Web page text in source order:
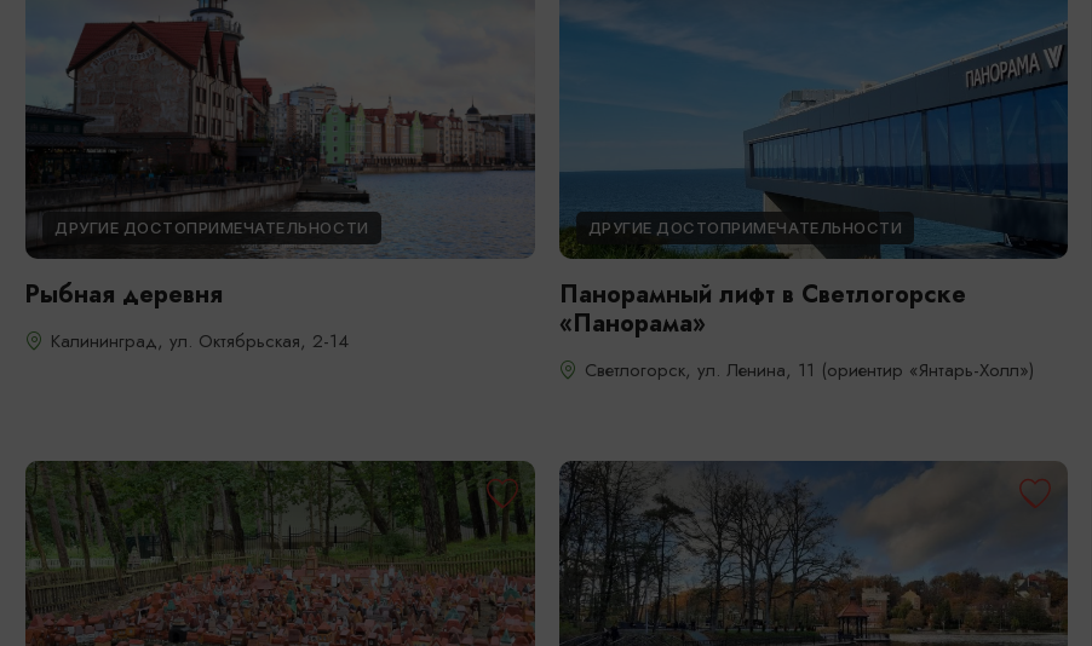
ДРУГИЕ ДОСТОПРИМЕЧАТЕЛЬНОСТИ
Рыбная деревня
Калининград, ул. Октябрьская, 2-14
ДРУГИЕ ДОСТОПРИМЕЧАТЕЛЬНОСТИ
Панорамный лифт в Светлогорске
«Панорама»
Светлогорск, ул. Ленина, 11 (ориентир «Янтарь-Холл»)